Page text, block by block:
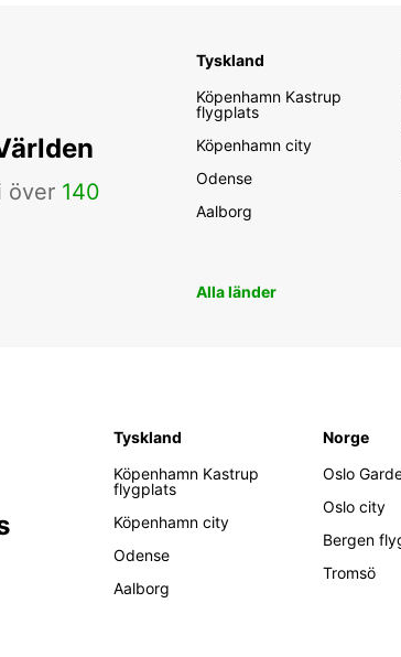
över 140
Tyskland
Köpenhamn Kastrup
flygplats
Köpenhamn city
Odense
Aalborg
Alla länder
Tyskland
Köpenhamn Kastrup
flygplats
Köpenhamn city
Odense
Aalborg
Norge
Oslo
Oslo city
Bergen
Tromsö